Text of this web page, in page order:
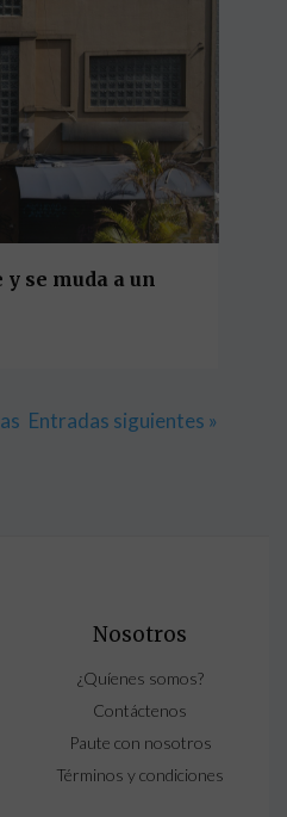
y se muda a un
Entradas siguientes »
Nosotros
¿Quíenes somos?
Contáctenos
Paute con nosotros
Términos y condiciones